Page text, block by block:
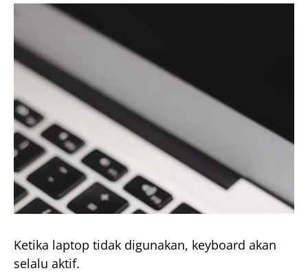
Ketika laptop tidak digunakan, keyboard akan
selalu aktif.